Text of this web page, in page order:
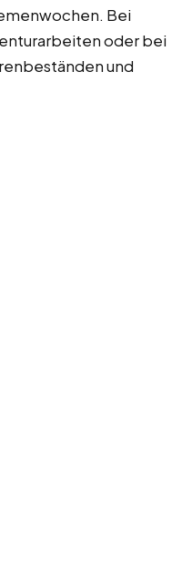
Bei
oder bei
und